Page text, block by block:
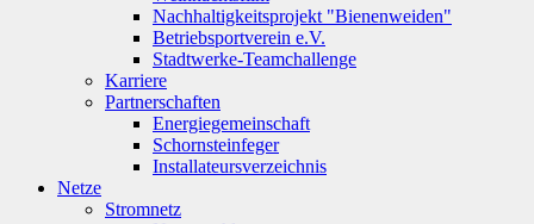
Nachhaltigkeitsprojekt "Bienenweiden"
Betriebsportverein e.V.
Stadtwerke-Teamchallenge
Karriere
Partnerschaften
Energiegemeinschaft
Schornsteinfeger
Installateursverzeichnis
Netze
Stromnetz